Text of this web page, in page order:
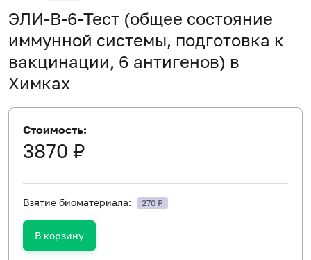
ЭЛИ-В-6-Тест (общее состояние
иммунной системы, подготовка к
вакцинации, 6 антигенов) в
Химках
Стоимость:
3870 ₽
Взятие биоматериала: 270 ₽
В корзину